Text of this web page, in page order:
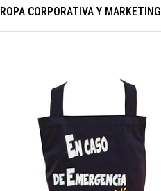
ROPA CORPORATIVA Y MARKETING